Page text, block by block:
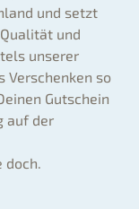
und setzt
und
unserer
Verschenken so
Gutschein
auf der